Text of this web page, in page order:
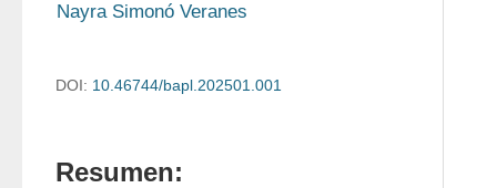
Nayra Simonó Veranes
DOI: 10.46744/bapl.202501.001
Resumen: